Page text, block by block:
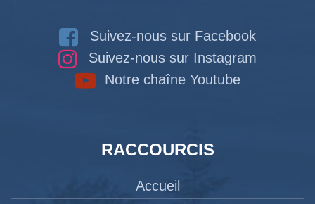
Suivez-nous sur Facebook
Suivez-nous sur Instagram
Notre chaîne Youtube
RACCOURCIS
Accueil